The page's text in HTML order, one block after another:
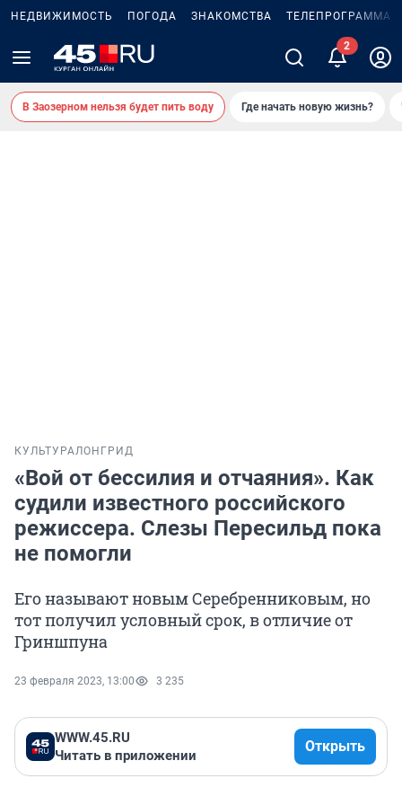
НЕДВИЖИМОСТЬ ПОГОДА ЗНАКОМСТВА ТЕЛЕПРОГРАММА
В Заозерном нельзя будет пить воду Где начать новую жизнь?
КУЛЬТУРАЛОНГРИД
«Вой от бессилия и отчаяния». Как
судили известного российского
режиссера. Слезы Пересильд пока
не помогли
Его называют новым Серебренниковым, но
тот получил условный срок, в отличие от
Гриншпуна
23 февраля 2023, 13:00 3 235
WWW.45.RU
Читать в приложении
Открыть